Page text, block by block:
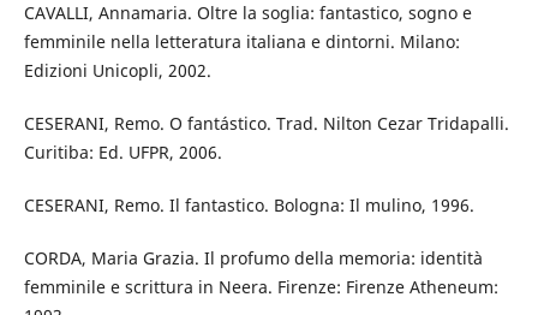
CAVALLI, Annamaria. Oltre la soglia: fantastico, sogno e
femminile nella letteratura italiana e dintorni. Milano:
Edizioni Unicopli, 2002.
CESERANI, Remo. O fantástico. Trad. Nilton Cezar Tridapalli.
Curitiba: Ed. UFPR, 2006.
CESERANI, Remo. Il fantastico. Bologna: Il mulino, 1996.
CORDA, Maria Grazia. Il profumo della memoria: identità
femminile e scrittura in Neera. Firenze: Firenze Atheneum: